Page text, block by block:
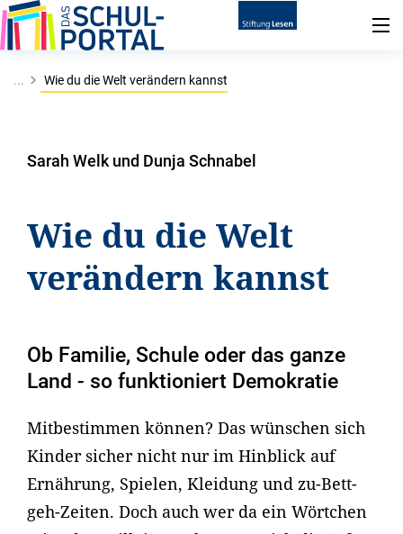
... Wie du die Welt verändern kannst
Sarah Welk und Dunja Schnabel
Wie du die Welt
verändern kannst
Ob Familie, Schule oder das ganze
Land - so funktioniert Demokratie
Mitbestimmen können? Das wünschen sich
Kinder sicher nicht nur im Hinblick auf
Ernährung, Spielen, Kleidung und zu-Bett-
geh-Zeiten. Doch auch wer da ein Wörtchen